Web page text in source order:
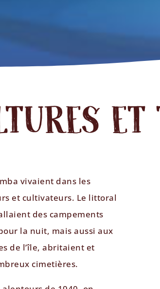
vivaient dans les
et cultivateurs. Le littoral
des campements
la nuit, mais aussi aux
de l’île, abritaient et
cimetières.